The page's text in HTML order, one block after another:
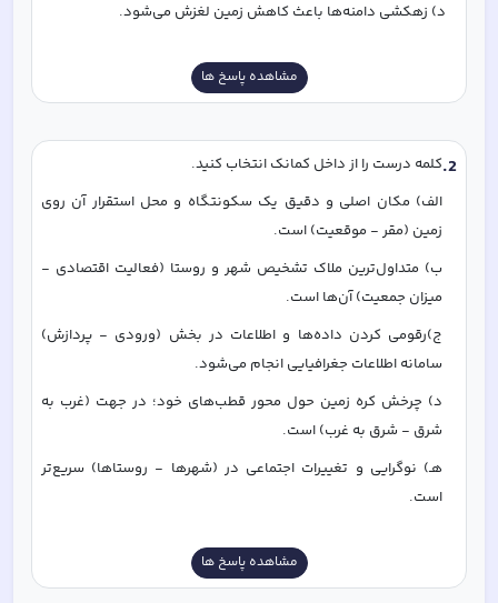
د) زهکشی دامنه‌ها باعث کاهش زمین لغزش می‌شود.
مشاهده پاسخ ها
2
.کلمه درست را از داخل کمانک انتخاب کنید.
زمین (مقر - موقعیت) است.
میزان جمعیت) آن‌ها است.
سامانه اطلاعات جغرافیایی انجام می‌شود.
شرق - شرق به غرب) است.
است.
مشاهده پاسخ ها